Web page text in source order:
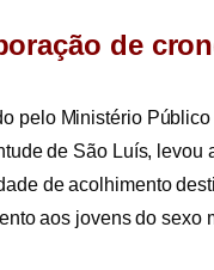
de
pelo Ministério
de São Luís, levou
de acolhimento
aos jovens do sexo